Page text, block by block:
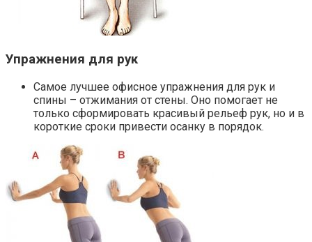
Упражнения для рук
Самое лучшее офисное упражнения для рук и
спины – отжимания от стены. Оно помогает не
только сформировать красивый рельеф рук, но и в
короткие сроки привести осанку в порядок.